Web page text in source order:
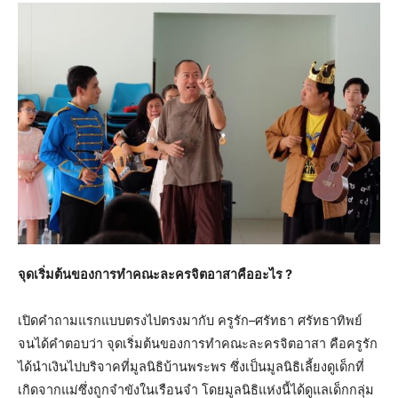
จุดเริ่มต้นของการทำคณะละครจิตอาสาคืออะไร ?
เปิดคำถามแรกแบบตรงไปตรงมากับ ครูรัก–ศรัทธา ศรัทธาทิพย์
จนได้คำตอบว่า จุดเริ่มต้นของการทำคณะละครจิตอาสา คือครูรัก
ได้นำเงินไปบริจาคที่มูลนิธิบ้านพระพร ซึ่งเป็นมูลนิธิเลี้ยงดูเด็กที่
เกิดจากแม่ซึ่งถูกจำขังในเรือนจำ โดยมูลนิธิแห่งนี้ได้ดูแลเด็กกลุ่ม